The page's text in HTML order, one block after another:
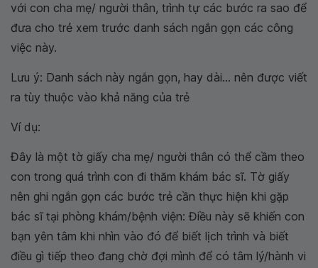
với con cha mẹ/ người thân, trình tự các bước ra sao để
đưa cho trẻ xem trước danh sách ngắn gọn các công
việc này.
Lưu ý: Danh sách này ngắn gọn, hay dài... nên được viết
ra tùy thuộc vào khả năng của trẻ
Ví dụ:
Đây là một tờ giấy cha mẹ/ người thân có thể cầm theo
con trong quá trình con đi thăm khám bác sĩ. Tờ giấy
nên ghi ngắn gọn các bước trẻ cần thực hiện khi gặp
bác sĩ tại phòng khám/bệnh viện: Điều này sẽ khiến con
bạn yên tâm khi nhìn vào đó để biết lịch trình và biết
điều gì tiếp theo đang chờ đợi mình để có tâm lý/hành vi